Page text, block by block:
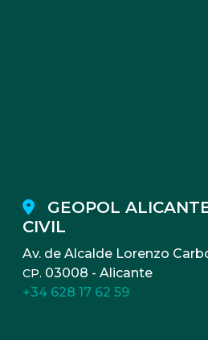
GEOPOL
CIVIL
Av. de Alcalde Lorenzo
CP. 03008 - Alicante
+34 628 17 62 59